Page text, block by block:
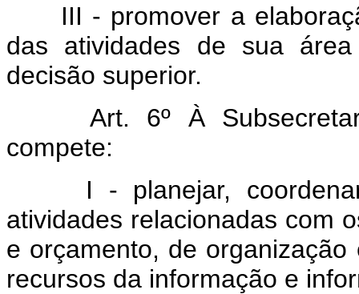
III - promover a
das atividades de sua
decisão superior.
Art. 6º À
compete:
I - planejar, coordenar
atividades relacionadas com
e orçamento, de
recursos da informação e